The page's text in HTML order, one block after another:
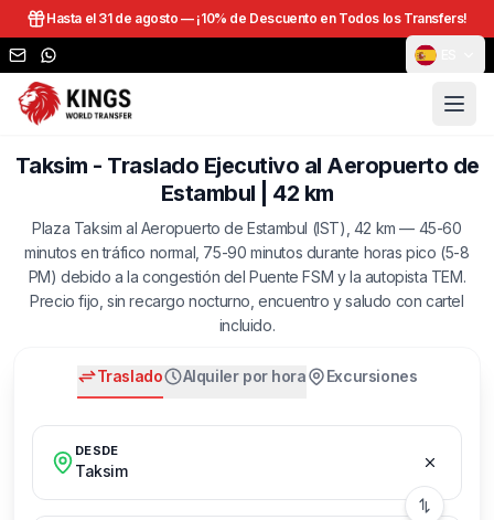
Hasta el 31 de agosto — ¡10% de Descuento en Todos los Transfers!
Taksim - Traslado Ejecutivo al Aeropuerto de
Estambul | 42 km
Plaza Taksim al Aeropuerto de Estambul (IST), 42 km — 45-60
minutos en tráfico normal, 75-90 minutos durante horas pico (5-8
PM) debido a la congestión del Puente FSM y la autopista TEM.
Precio fijo, sin recargo nocturno, encuentro y saludo con cartel
incluido.
Traslado Alquiler por hora Excursiones
DESDE
Taksim